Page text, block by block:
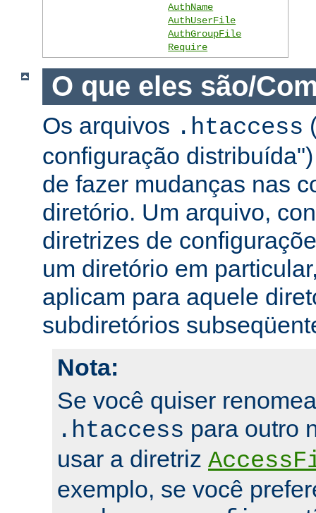
AuthName
AuthUserFile
AuthGroupFile
Require
O que eles são/
Os arquivos .htaccess
configuração
de fazer mudanças nas
diretório. Um arquivo,
diretrizes de
um diretório em
aplicam para aquele
subdiretórios
Nota:
Se você quiser
.htaccess para outro
usar a diretriz
exemplo, se você